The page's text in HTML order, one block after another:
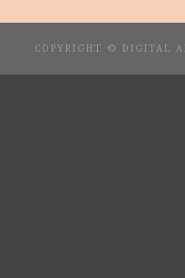
COPYRIGHT © DIGITAL